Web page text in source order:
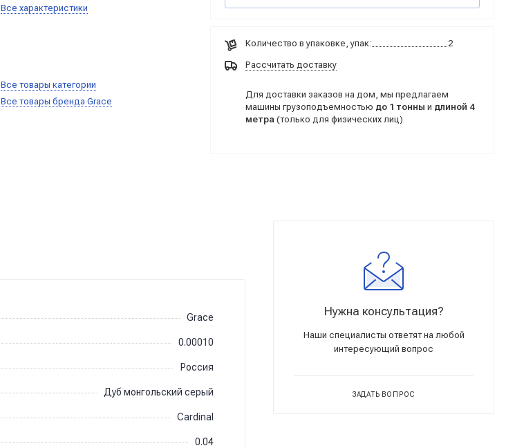
Все характеристики
Все товары категории
Все товары бренда Grace
Количество в упаковке, упак: 2
Рассчитать доставку
Для доставки заказов на дом, мы предлагаем
машины грузоподъемностью до 1 тонны и длиной 4
метра (только для физических лиц)
Grace
0.00010
Россия
Дуб монгольский серый
Cardinal
0.04
Нужна консультация?
Наши специалисты ответят на любой
интересующий вопрос
ЗАДАТЬ ВОПРОС